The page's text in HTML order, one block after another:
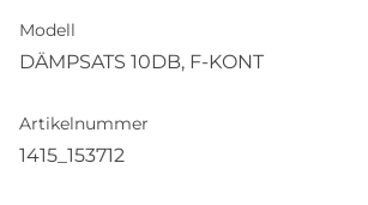
Modell
DÄMPSATS 10DB, F-KONT
Artikelnummer
1415_153712